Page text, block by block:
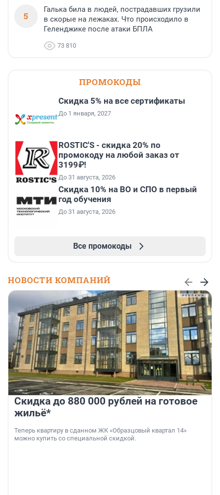
5
Галька била в людей, пострадавших грузили
в скорые на лежаках. Что происходило в
Геленджике после атаки БПЛА
73 810
ПРОМОКОДЫ
Скидка 5% на все сертификаты
До 1 января, 2027
ROSTIC'S - скидка 20% по
промокоду на любой заказ от
3199₽!
До 31 августа, 2026
Скидка 10% на ВО и СПО в первый
год обучения
До 31 августа, 2026
Все промокоды
НОВОСТИ КОМПАНИЙ
Скидка до 880 000 рублей на готовое
жильё*
Теперь квартиру в сданном ЖК «Образцовый квартал 14»
можно купить со специальной скидкой.